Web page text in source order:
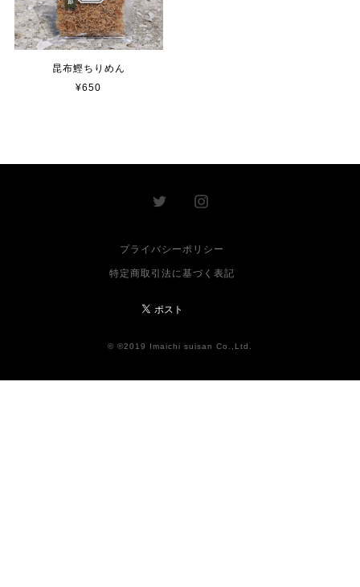
昆布鰹ちりめん
¥650
プライバシーポリシー
特定商取引法に基づく表記
© ©2019 Imaichi suisan Co.,Ltd.